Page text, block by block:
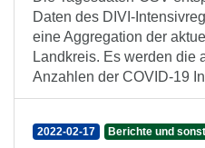
Daten des DIVI-
eine Aggregation der
Landkreis. Es werden die
Anzahlen der COVID-19
2022-02-17 Berichte und